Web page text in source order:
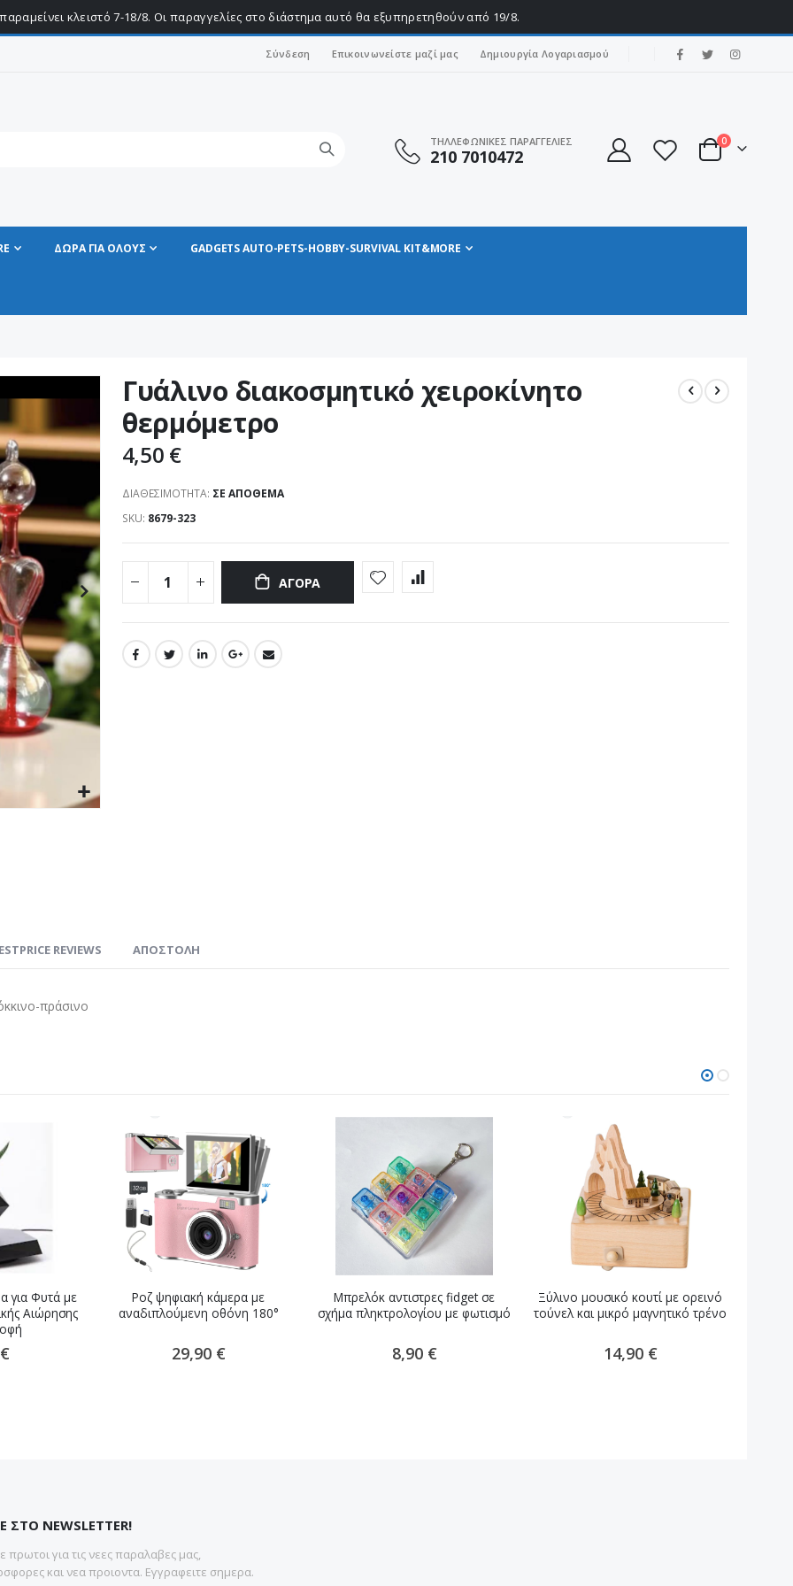
κλειστό 7-18/8. Οι παραγγελίες στο διάστημα αυτό θα εξυπηρετηθούν από 19/8.
Σύνδεση Επικοινωνείστε μαζί μας Δημιουργία Λογαριασμού
ΤΗΛΛΕΦΩΝΙΚΕΣ ΠΑΡΑΓΓΕΛΙΕΣ
210 7010472 Cart
0στοιχεία
ΔΩΡΑ ΓΙΑ ΟΛΟΥΣ GADGETS AUTO-PETS-HOBBY-SURVIVAL KIT&MORE
Γυάλινο διακοσμητικό χειροκίνητο
θερμόμετρο
4,50 €
ΔΙΑΘΕΣΙΜΌΤΗΤΑ: ΣΕ ΑΠΌΘΕΜΑ
SKU 8679-323
ΑΓΟΡΆ
πράσινο
REVIEWS ΑΠΟΣΤΟΛΗ
για Φυτά με
Αιώρησης
Ροζ ψηφιακή κάμερα με
αναδιπλούμενη οθόνη 180°
29,90 €
Μπρελόκ αντιστρες fidget σε
σχήμα πληκτρολογίου με φωτισμό
8,90 €
Ξύλινο μουσικό κουτί με ορεινό
τούνελ και μικρό μαγνητικό τρένο
14,90 €
ΣΤΟ NEWSLETTER!
πρωτοι για τις νεες παραλαβες μας,
και νεα προιοντα. Εγγραφειτε σημερα.